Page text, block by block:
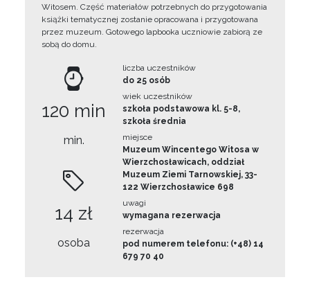
Witosem. Część materiałów potrzebnych do przygotowania
książki tematycznej zostanie opracowana i przygotowana
przez muzeum. Gotowego lapbooka uczniowie zabiorą ze
sobą do domu.
120 min
min.
14 zł
osoba
liczba uczestników
do 25 osób
wiek uczestników
szkoła podstawowa kl. 5-8,
szkoła średnia
miejsce
Muzeum Wincentego Witosa w
Wierzchosławicach, oddział
Muzeum Ziemi Tarnowskiej, 33-
122 Wierzchosławice 698
uwagi
wymagana rezerwacja
rezerwacja
pod numerem telefonu: (+48) 14
679 70 40